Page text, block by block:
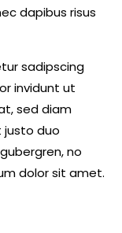
dapibus risus
sadipscing
invidunt ut
sed diam
justo duo
no
dolor sit amet.